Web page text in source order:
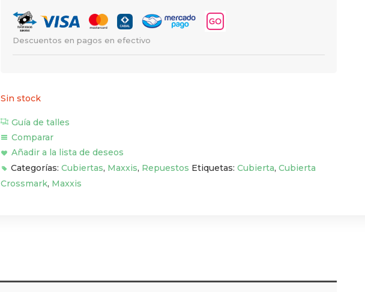
Sin stock
Guía de talles
Comparar
Añadir a la lista de deseos
Categorías: Cubiertas, Maxxis, Repuestos Etiquetas: Cubierta, Cubierta
Crossmark, Maxxis
Descuentos en pagos en efectivo